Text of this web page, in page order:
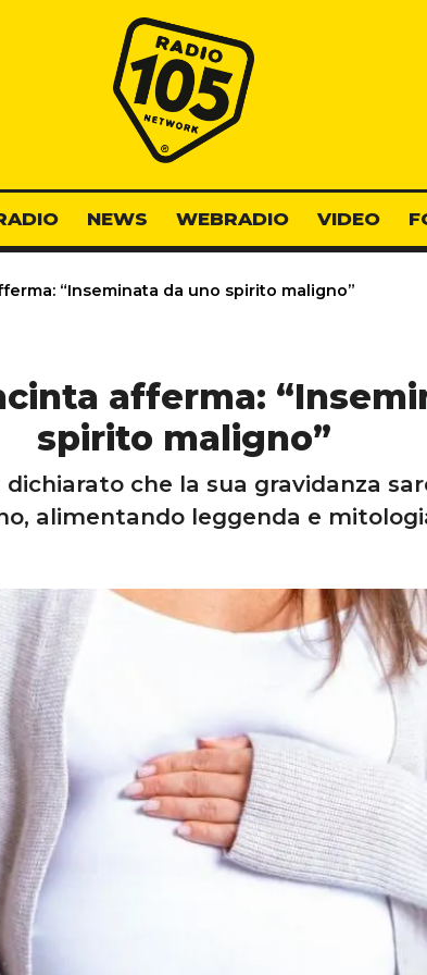
Radio 105
NEWS WEBRADIO VIDEO
“Inseminata da uno spirito maligno”
afferma:
spirito maligno”
dichiarato che la sua gravidanza
alimentando leggenda e